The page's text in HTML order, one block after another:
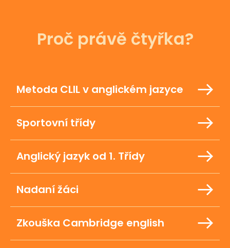
Proč právě čtyřka?
Metoda CLIL v anglickém jazyce
Sportovní třídy
Anglický jazyk od 1. Třídy
Nadaní žáci
Zkouška Cambridge english